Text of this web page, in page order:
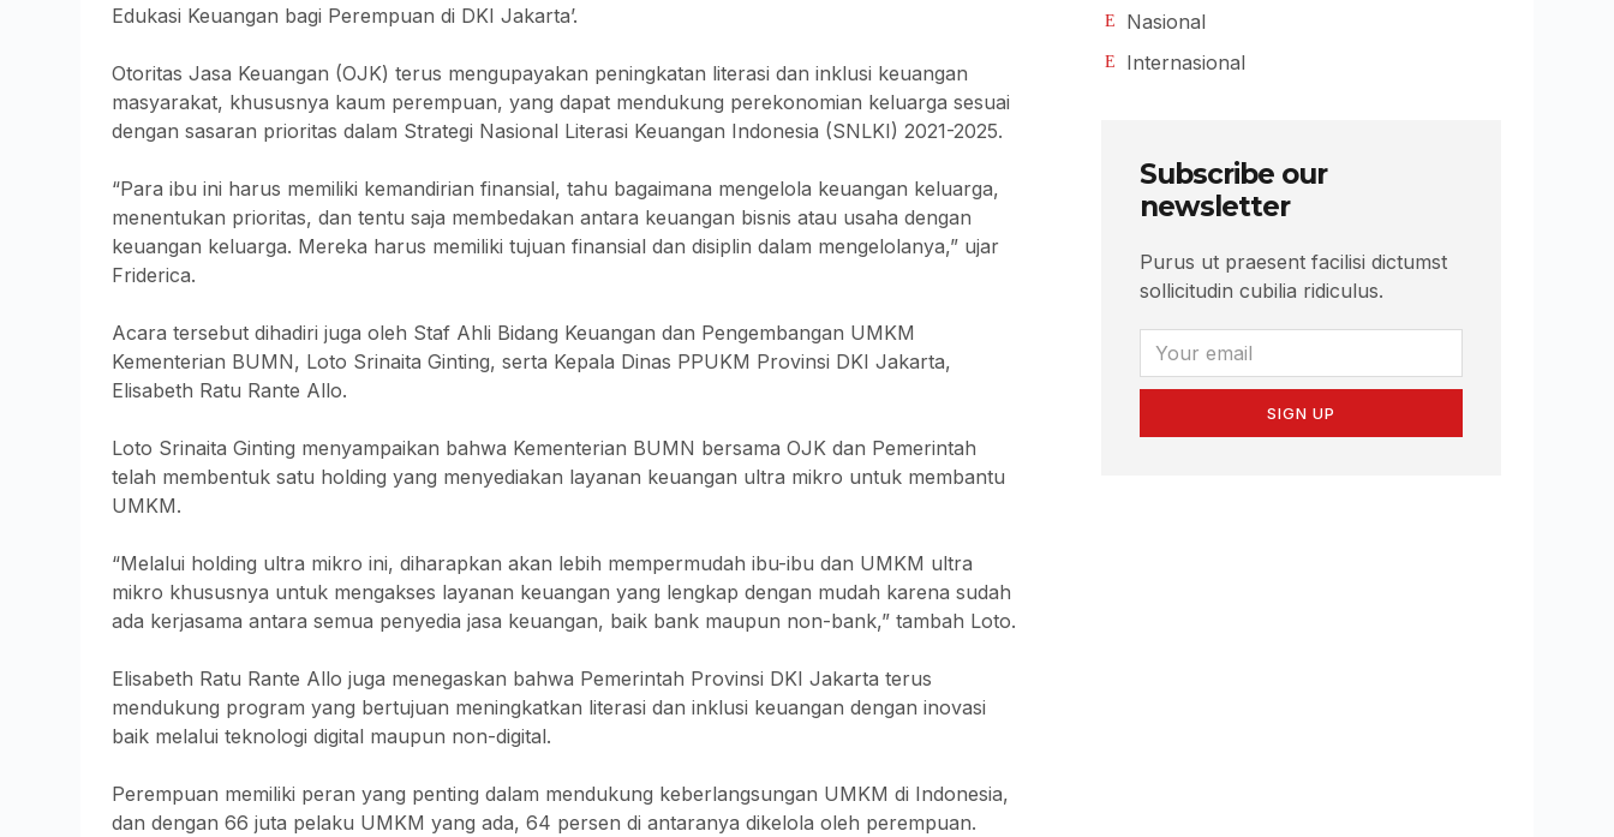
Edukasi Keuangan bagi Perempuan di DKI Jakarta’.
Otoritas Jasa Keuangan (OJK) terus mengupayakan peningkatan literasi dan inklusi keuangan
masyarakat, khususnya kaum perempuan, yang dapat mendukung perekonomian keluarga sesuai
dengan sasaran prioritas dalam Strategi Nasional Literasi Keuangan Indonesia (SNLKI) 2021-2025.
“Para ibu ini harus memiliki kemandirian finansial, tahu bagaimana mengelola keuangan keluarga,
menentukan prioritas, dan tentu saja membedakan antara keuangan bisnis atau usaha dengan
keuangan keluarga. Mereka harus memiliki tujuan finansial dan disiplin dalam mengelolanya,” ujar
Friderica.
Acara tersebut dihadiri juga oleh Staf Ahli Bidang Keuangan dan Pengembangan UMKM
Kementerian BUMN, Loto Srinaita Ginting, serta Kepala Dinas PPUKM Provinsi DKI Jakarta,
Elisabeth Ratu Rante Allo.
Loto Srinaita Ginting menyampaikan bahwa Kementerian BUMN bersama OJK dan Pemerintah
telah membentuk satu holding yang menyediakan layanan keuangan ultra mikro untuk membantu
UMKM.
“Melalui holding ultra mikro ini, diharapkan akan lebih mempermudah ibu-ibu dan UMKM ultra
mikro khususnya untuk mengakses layanan keuangan yang lengkap dengan mudah karena sudah
ada kerjasama antara semua penyedia jasa keuangan, baik bank maupun non-bank,” tambah Loto.
Elisabeth Ratu Rante Allo juga menegaskan bahwa Pemerintah Provinsi DKI Jakarta terus
mendukung program yang bertujuan meningkatkan literasi dan inklusi keuangan dengan inovasi
baik melalui teknologi digital maupun non-digital.
Perempuan memiliki peran yang penting dalam mendukung keberlangsungan UMKM di Indonesia,
dan dengan 66 juta pelaku UMKM yang ada, 64 persen di antaranya dikelola oleh perempuan.
Nasional
Internasional
Subscribe our
newsletter
Purus ut praesent facilisi dictumst
sollicitudin cubilia ridiculus.
SIGN UP